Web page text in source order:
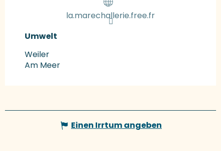
la.marechallerie.free.fr
Umwelt
Umwelt
Weiler
Am Meer
Einen Irrtum angeben